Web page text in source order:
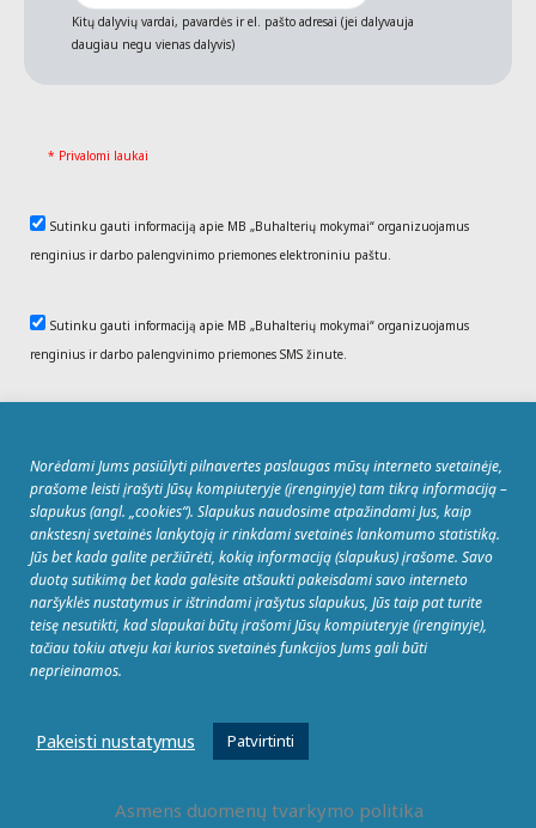
Kitų dalyvių vardai, pavardės ir el. pašto adresai (jei dalyvauja
daugiau negu vienas dalyvis)
* Privalomi laukai
Sutinku gauti informaciją apie MB „Buhalterių mokymai“ organizuojamus
renginius ir darbo palengvinimo priemones elektroniniu paštu.
Sutinku gauti informaciją apie MB „Buhalterių mokymai“ organizuojamus
renginius ir darbo palengvinimo priemones SMS žinute.
REGISTRUOTIS
© MB Buhalterių mokymai Sėlių g. 33, 08109
Vilnius. Tel.: +370 5 263 9922. Įmonės kodas:
304093745, PVM mokėtojo kodas:
LT100009706016, Registras: VĮ Registrų
Norėdami Jums pasiūlyti pilnavertes paslaugas mūsų interneto svetainėje,
prašome leisti įrašyti Jūsų kompiuteryje (įrenginyje) tam tikrą informaciją –
slapukus (angl. „cookies“). Slapukus naudosime atpažindami Jus, kaip
ankstesnį svetainės lankytoją ir rinkdami svetainės lankomumo statistiką.
Jūs bet kada galite peržiūrėti, kokią informaciją (slapukus) įrašome. Savo
duotą sutikimą bet kada galėsite atšaukti pakeisdami savo interneto
naršyklės nustatymus ir ištrindami įrašytus slapukus, Jūs taip pat turite
teisę nesutikti, kad slapukai būtų įrašomi Jūsų kompiuteryje (įrenginyje),
tačiau tokiu atveju kai kurios svetainės funkcijos Jums gali būti
neprieinamos.
Pakeisti nustatymus Patvirtinti
Asmens duomenų tvarkymo politika